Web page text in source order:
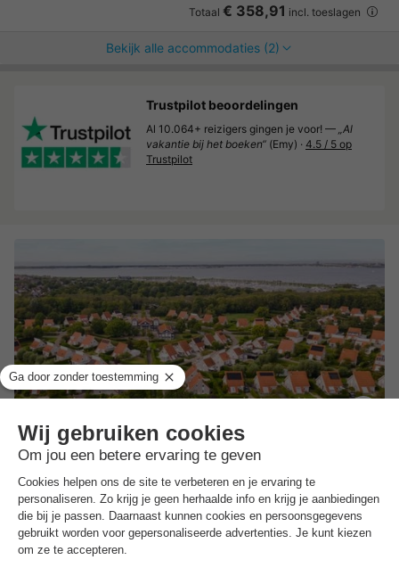
Totaal € 358,91 incl. toeslagen
Bekijk alle accommodaties (2)
Summio Zeeland Village
2.5 Matig
Aan het Grevelingenmeer
Ruime vakantiehuizen
Trustpilot beoordelingen
Al 10.064+ reizigers gingen je voor! — „Al
vakantie bij het boeken“ (Emy) · 4.5 / 5 op
Trustpilot